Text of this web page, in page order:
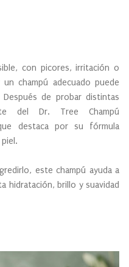
con picores, irritación o
champú adecuado puede
de probar distintas
del Dr. Tree Champú
destaca por su fórmula
este champú ayuda a
hidratación, brillo y suavidad